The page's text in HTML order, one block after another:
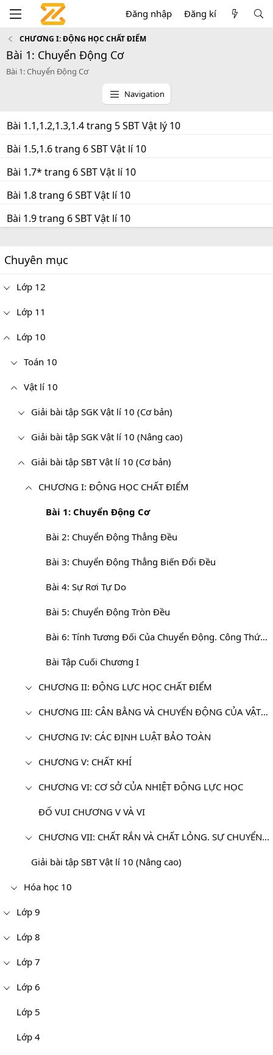
Đăng nhập Đăng kí
CHƯƠNG I: ĐỘNG HỌC CHẤT ĐIỂM
Bài 1: Chuyển Động Cơ
Bài 1: Chuyển Động Cơ
Navigation
Bài 1.1,1.2,1.3,1.4 trang 5 SBT Vật lý 10
Bài 1.5,1.6 trang 6 SBT Vật lí 10
Bài 1.7* trang 6 SBT Vật lí 10
Bài 1.8 trang 6 SBT Vật lí 10
Bài 1.9 trang 6 SBT Vật lí 10
Chuyên mục
Lớp 12
Lớp 11
Lớp 10
Toán 10
Vật lí 10
Giải bài tập SGK Vật lí 10 (Cơ bản)
Giải bài tập SGK Vật lí 10 (Nâng cao)
Giải bài tập SBT Vật lí 10 (Cơ bản)
CHƯƠNG I: ĐỘNG HỌC CHẤT ĐIỂM
Bài 1: Chuyển Động Cơ
Bài 2: Chuyển Động Thẳng Đều
Bài 3: Chuyển Động Thẳng Biến Đổi Đều
Bài 4: Sự Rơi Tự Do
Bài 5: Chuyển Động Tròn Đều
Bài 6: Tính Tương Đối Của Chuyển Động. Công Thức Cộng Vận Tốc
Bài Tập Cuối Chương I
CHƯƠNG II: ĐỘNG LỰC HỌC CHẤT ĐIỂM
CHƯƠNG III: CÂN BẰNG VÀ CHUYỂN ĐỘNG CỦA VẬT RẮN
CHƯƠNG IV: CÁC ĐỊNH LUẬT BẢO TOÀN
CHƯƠNG V: CHẤT KHÍ
CHƯƠNG VI: CƠ SỞ CỦA NHIỆT ĐỘNG LỰC HỌC
ĐỐ VUI CHƯƠNG V VÀ VI
CHƯƠNG VII: CHẤT RẮN VÀ CHẤT LỎNG. SỰ CHUYỂN THỂ
Giải bài tập SBT Vật lí 10 (Nâng cao)
Hóa học 10
Lớp 9
Lớp 8
Lớp 7
Lớp 6
Lớp 5
Lớp 4